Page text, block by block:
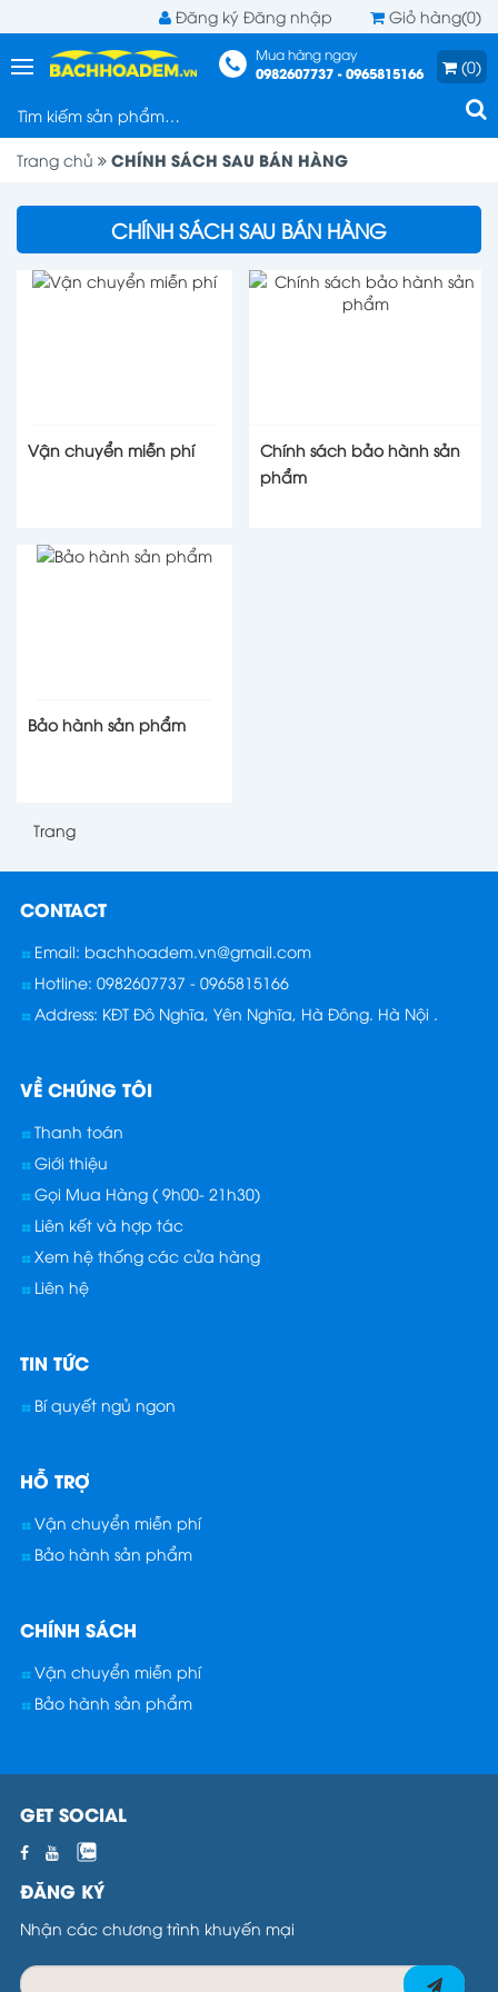
Đăng ký Đăng nhập Giỏ hàng(0)
Mua hàng ngay
0982607737 - 0965815166
(0)
Trang chủ CHÍNH SÁCH SAU BÁN HÀNG
CHÍNH SÁCH SAU BÁN HÀNG
Vận chuyển miễn phí
Chính sách bảo hành sản
phẩm
Bảo hành sản phẩm
Trang
CONTACT
Email: bachhoadem.vn@gmail.com
Hotline: 0982607737 - 0965815166
Address: KĐT Đô Nghĩa, Yên Nghĩa, Hà Đông. Hà Nội .
VỀ CHÚNG TÔI
Thanh toán
Giới thiệu
Gọi Mua Hàng ( 9h00- 21h30)
Liên kết và hợp tác
Xem hệ thống các cửa hàng
Liên hệ
TIN TỨC
Bí quyết ngủ ngon
HỖ TRỢ
Vận chuyển miễn phí
Bảo hành sản phẩm
CHÍNH SÁCH
Vận chuyển miễn phí
Bảo hành sản phẩm
GET SOCIAL
ĐĂNG KÝ
Nhận các chương trình khuyến mại